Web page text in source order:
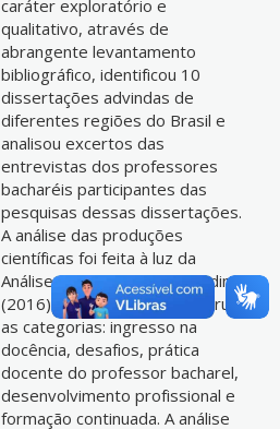
caráter exploratório e
qualitativo, através de
abrangente levantamento
bibliográfico, identificou 10
dissertações advindas de
diferentes regiões do Brasil e
analisou excertos das
entrevistas dos professores
bacharéis participantes das
pesquisas dessas dissertações.
A análise das produções
científicas foi feita à luz da
Análise de Conteúdo de Bardin
(2016), o que permitiu construir
as categorias: ingresso na
docência, desafios, prática
docente do professor bacharel,
desenvolvimento profissional e
formação continuada. A análise